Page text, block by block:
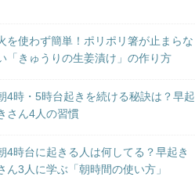
を使わず簡単！ポリポリ箸が止まらな
「きゅうりの生姜漬け」の作り方
4時・5時台起きを続ける秘訣は？早起
さん4人の習慣
4時台に起きる人は何してる？早起き
ん3人に学ぶ「朝時間の使い方」